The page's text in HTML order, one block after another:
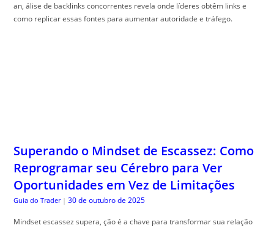
an, álise de backlinks concorrentes revela onde líderes obtêm links e
como replicar essas fontes para aumentar autoridade e tráfego.
Superando o Mindset de Escassez: Como
Reprogramar seu Cérebro para Ver
Oportunidades em Vez de Limitações
Guia do Trader | 30 de outubro de 2025
Mindset escassez supera, ção é a chave para transformar sua relação